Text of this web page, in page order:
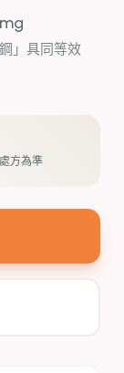
」具同等效
方為準